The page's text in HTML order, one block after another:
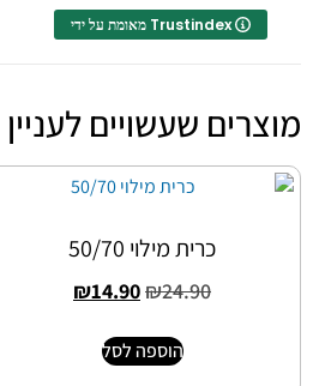
מאומת על ידי Trustindex
מוצרים שעשויים
כרית מילוי 50/70
₪24.90
₪14.90
הוספה לסל